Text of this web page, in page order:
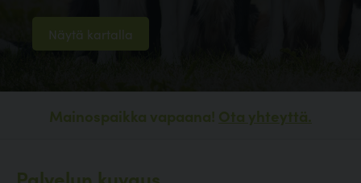
Näytä kartalla
Mainospaikka vapaana! Ota yhteyttä.